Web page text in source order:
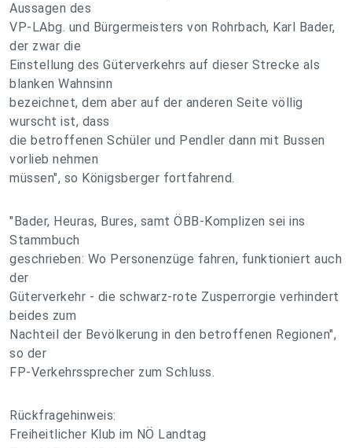
Aussagen des
VP-LAbg. und Bürgermeisters von Rohrbach, Karl Bader,
der zwar die
Einstellung des Güterverkehrs auf dieser Strecke als
blanken Wahnsinn
bezeichnet, dem aber auf der anderen Seite völlig
wurscht ist, dass
die betroffenen Schüler und Pendler dann mit Bussen
vorlieb nehmen
müssen", so Königsberger fortfahrend.
"Bader, Heuras, Bures, samt ÖBB-Komplizen sei ins
Stammbuch
geschrieben: Wo Personenzüge fahren, funktioniert auch
der
Güterverkehr - die schwarz-rote Zusperrorgie verhindert
beides zum
Nachteil der Bevölkerung in den betroffenen Regionen",
so der
FP-Verkehrssprecher zum Schluss.
Rückfragehinweis:
Freiheitlicher Klub im NÖ Landtag